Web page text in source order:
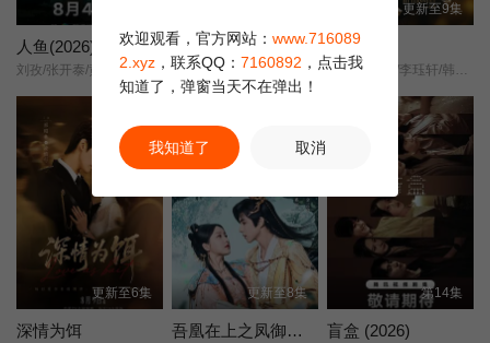
人鱼(2026)
刘孜/张开泰/黄杨钿甜/董勇/张帆/陈创/何思甜/张棪琰/罗海琼/是安/赵健/段钰/董向荣/薛佳凝/方晓东/李庆誉/张译文/
天才，女友
天才女友/去有你的夏天/当你耀眼时/
更新至9集
嫁入高门
管栎/闫睿豪/李珏轩/韩明霖/赵杨/刘亚锟/
更新至6集
深情为饵
更新至8集
吾凰在上之凤御四方
第14集
盲盒 (2026)
欢迎观看，官方网站： www.716089
2.xyz ，联系QQ： 7160892 ，点击我
知道了，弹窗当天不在弹出！
我知道了 取消